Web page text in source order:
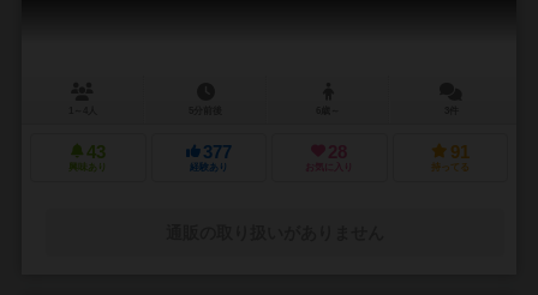
43
興味あり
377
経験あり
28
お気に入り
91
持ってる